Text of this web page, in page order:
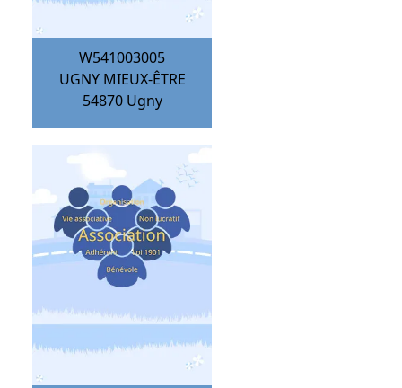
W541003005
UGNY MIEUX-ÊTRE
54870 Ugny